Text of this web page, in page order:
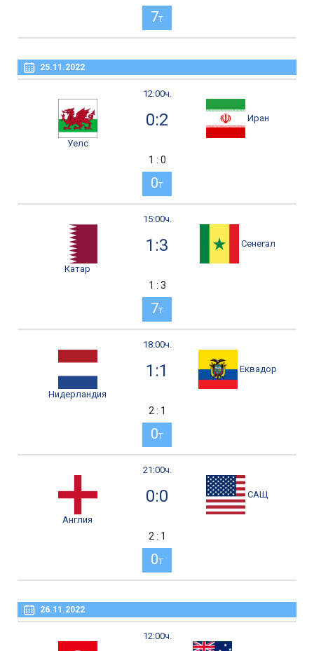
7т
25.11.2022
12:00ч.
Уелс
0:2 Иран
1 : 0
0т
15:00ч.
Катар
1:3 Сенегал
1 : 3
7т
18:00ч.
Нидерландия
1:1 Еквадор
2 : 1
0т
21:00ч.
Англия
0:0 САЩ
2 : 1
0т
26.11.2022
12:00ч.